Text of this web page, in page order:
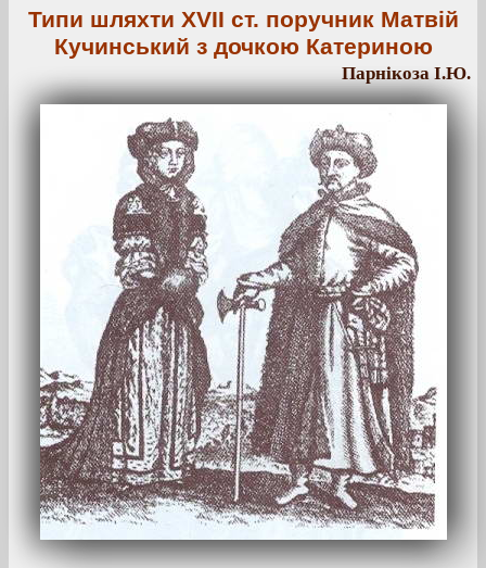
Типи шляхти XVII ст. поручник Матвій
Кучинський з дочкою Катериною
Парнікоза І.Ю.